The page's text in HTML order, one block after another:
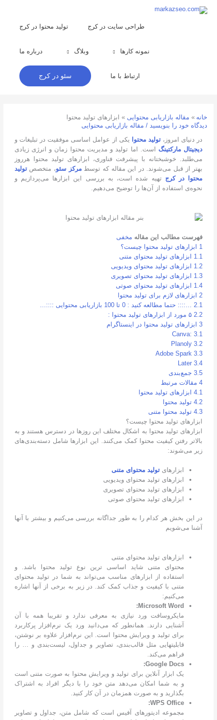
طراحی سایت در کرج تولید محتوا در کرج
نمونه کارها وبلاگ درباره ما
ارتباط با ما سئو در کرج
خانه مقاله بازاریابی محتوایی
ابزارهای تولید محتوا
دیدگاه‌ خود را بنویسید / مقاله بازاریابی محتوایی
در دنیای امروز،تولید محتوا
یکی از عوامل اساسی موفقیت در تبلیغات و
دیجیتال مارکتینگاست. اما تولید و مدیریت محتوا زمان و انرژی زیادی
می‌طلبد. خوشبختانه با پیشرفت فناوری، ابزارهای تولید محتوا هرروز
بهتر از قبل می‌شوند. در این مقاله که توسطمرکز سئو، متخصصتولید
محتوا در کرج تهیه شده است، به بررسی این ابزارها می‌پردازیم و
نحوه‌ی استفاده از آن‌ها را توضیح می‌دهیم.
فهرست مطالب این مقاله مخفی
1
ابزارهای تولید محتوا چیست؟
1.1
ابزارهای تولید محتوای متنی
1.2
ابزارهای تولید محتوای ویدیویی
1.3
ابزارهای تولید محتوای تصویری
1.4
ابزارهای تولید محتوای صوتی
2
ابزارهای لازم برای تولید محتوا
2.1
…:::: حتما مطالعه کنید : 0 تا 100 بازاریابی محتوایی ::::…
2.2 ۵ مورد از ابزارهای تولید محتوا :
3
ابزارهای تولید محتوا در اینستاگرام
3.1
:Canva
3.2
Planoly
3.3
Adobe Spark
3.4
Later
3.5 جمع‌بندی
4 مقالات مرتبط
4.1
ابزارهای تولید محتوا
4.2 تولید محتوا
4.3 تولید محتوا متنی
ابزارهای تولید محتوا چیست؟
ابزارهای تولید محتوا به اشکال مختلف این روزها در دسترس هستند و به
بالاتر رفتن کیفیت محتوا کمک می‌کنند. این ابزارها شامل دسته‌بندی‌های
زیر می‌شوند:
ابزارهای تولید محتوای متنی
ابزارهای تولید محتوای ویدیویی
ابزارهای تولید محتوای تصویری
ابزارهای تولید محتوای صوتی
در این بخش هر کدام را به طور جداگانه بررسی می‌کنیم و بیشتر با آنها
آشنا می‌شویم
ابزارهای تولید محتوای متنی
محتوای متنی شاید اساسی ترین نوع تولید محتوا باشد. و
استفاده از ابزارهای مناسب می‌تواند به شما در تولید محتوای
متنی با کیفیت و جذاب کمک کند. در زیر به برخی از آنها اشاره
می‌کنیم:
Microsoft Word
:
مایکروسافت ورد نیازی به معرفی ندارد و تقریبا همه با آن
آشنایی دارند. همانطور که می‌دانید ورد یک نرم‌افزار پرکاربرد
برای تولید و ویرایش محتوا است. این نرم‌افزار علاوه بر نوشتن،
قابلیتهایی مثل قالب‌بندی، تصاویر و جداول، لیست‌بندی و … را
فراهم می‌کند.
Google Docs
:
یک ابزار آنلاین برای تولید و ویرایش محتوا به صورت متنی است
و به شما امکان می‌دهد متن خود را با دیگر افراد به اشتراک
بگذارید و به صورت همزمان در آن کار کنید.
WPS Office
:
مجموعه ادیتورهای آفیس است که شامل متن، جداول و تصاویر